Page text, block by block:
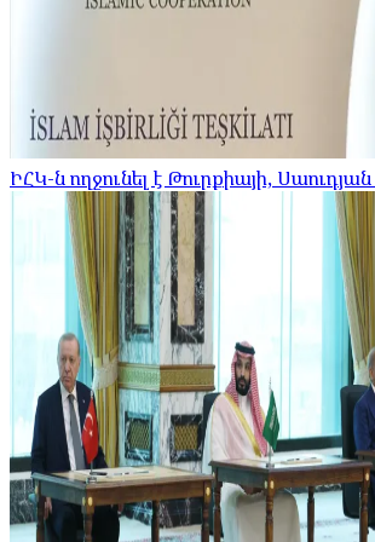
ԻՀԿ-ն ողջունել է Թուրքիայի,